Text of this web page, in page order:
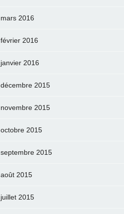
mars 2016
février 2016
janvier 2016
décembre 2015
novembre 2015
octobre 2015
septembre 2015
août 2015
juillet 2015